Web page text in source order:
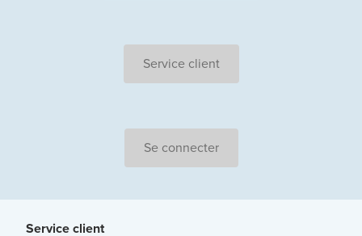
Service client
Se connecter
Service client